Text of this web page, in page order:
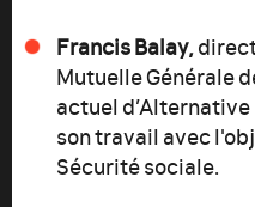
Francis Balay,
Mutuelle Générale
actuel
son travail avec
Sécurité sociale.